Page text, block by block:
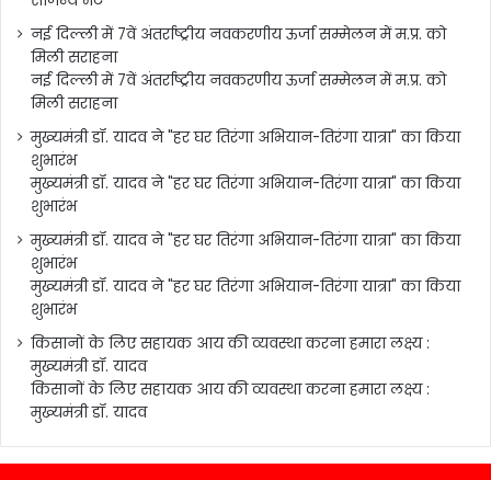
नई दिल्ली में 7वें अंतर्राष्ट्रीय नवकरणीय ऊर्जा सम्मेलन में म.प्र. को
मिली सराहना
नई दिल्ली में 7वें अंतर्राष्ट्रीय नवकरणीय ऊर्जा सम्मेलन में म.प्र. को
मिली सराहना
मुख्यमंत्री डॉ. यादव ने "हर घर तिरंगा अभियान-तिरंगा यात्रा" का किया
शुभारंभ
मुख्यमंत्री डॉ. यादव ने "हर घर तिरंगा अभियान-तिरंगा यात्रा" का किया
शुभारंभ
मुख्यमंत्री डॉ. यादव ने "हर घर तिरंगा अभियान-तिरंगा यात्रा" का किया
शुभारंभ
मुख्यमंत्री डॉ. यादव ने "हर घर तिरंगा अभियान-तिरंगा यात्रा" का किया
शुभारंभ
किसानों के लिए सहायक आय की व्यवस्था करना हमारा लक्ष्य :
मुख्यमंत्री डॉ. यादव
किसानों के लिए सहायक आय की व्यवस्था करना हमारा लक्ष्य :
मुख्यमंत्री डॉ. यादव